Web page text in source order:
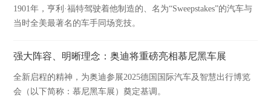
1901年，亨利·福特驾驶着他制造的、名为“Sweepstakes”的汽车与
当时全美最著名的车手同场竞技。
强大阵容、明晰理念：奥迪将重磅亮相慕尼黑车展
全新启程的精神，为奥迪参展2025德国国际汽车及智慧出行博览
会（以下简称：慕尼黑车展）奠定基调。